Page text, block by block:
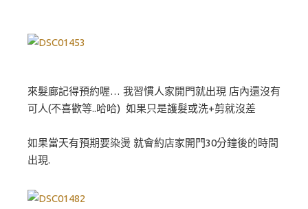
來髮廊記得預約喔… 我習慣人家開門就出現 店內還沒有
可人(不喜歡等..哈哈) 如果只是護髮或洗+剪就沒差
如果當天有預期要染燙 就會約店家開門30分鐘後的時間
出現.